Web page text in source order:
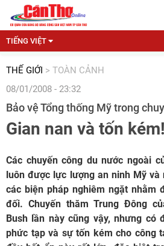
TIẾNG VIỆT
THẾ GIỚI > TOÀN CẢNH
08/01/2008 - 23:32
Bảo vệ Tổng thống Mỹ trong
Gian nan và tốn kém!
Các chuyến công du nước ngoài
luôn được lực lượng an ninh Mỹ và
các biện pháp nghiêm ngặt nhằm
đối. Chuyến thăm Trung Đông
Bush lần này cũng vậy, nhưng có
phức tạp và sự tốn kém cho công